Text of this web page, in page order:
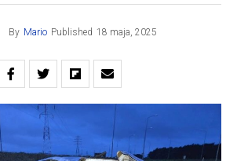
By Mario Published 18 maja, 2025